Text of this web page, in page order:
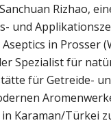
Rizhao,
und
in
Spezialist für
für Getreide-
Karaman/Türkei